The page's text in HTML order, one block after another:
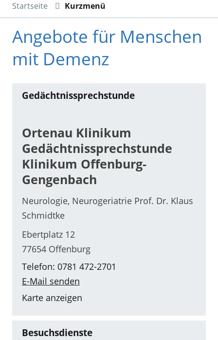
Startseite Kurzmenü
Angebote für Menschen
mit Demenz
Gedächtnissprechstunde
Ortenau Klinikum
Gedächtnissprechstunde
Klinikum Offenburg-
Gengenbach
Neurologie, Neurogeriatrie Prof. Dr. Klaus
Schmidtke
Ebertplatz 12
77654 Offenburg
Telefon: 0781 472-2701
E-Mail senden
Karte anzeigen
Besuchsdienste